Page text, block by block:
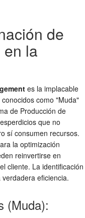
de
la
es la implacable
como "Muda"
de Producción de
que no
sí consumen recursos.
la optimización
reinvertirse en
cliente. La identificación
eficiencia.
(Muda):